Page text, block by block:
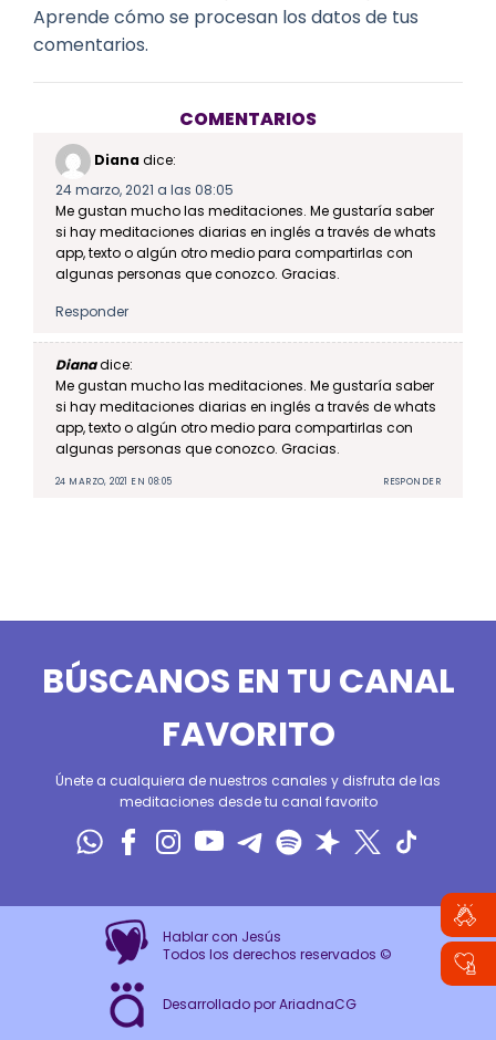
Aprende cómo se procesan los datos de tus
comentarios.
COMENTARIOS
Dianadice:
24 marzo, 2021 a las 08:05
Me gustan mucho las meditaciones. Me gustaría saber
si hay meditaciones diarias en inglés a través de whats
app, texto o algún otro medio para compartirlas con
algunas personas que conozco. Gracias.
Responder
Dianadice:
Me gustan mucho las meditaciones. Me gustaría saber
si hay meditaciones diarias en inglés a través de whats
app, texto o algún otro medio para compartirlas con
algunas personas que conozco. Gracias.
24 MARZO, 2021 EN 08:05 RESPONDER
BÚSCANOS EN TU CANAL
FAVORITO
Únete a cualquiera de nuestros canales y disfruta de las
meditaciones desde tu canal favorito
Hablar con Jesús
Todos los derechos reservados ©
Desarrollado por AriadnaCG